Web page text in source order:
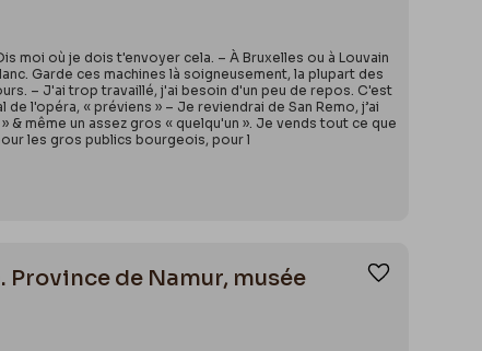
moi où je dois t'envoyer cela. – À Bruxelles ou à Louvain
Garde ces machines là soigneusement, la plupart des
– J'ai trop travaillé, j'ai besoin d'un peu de repos. C'est
l'opéra, « préviens » – Je reviendrai de San Remo, j’ai
même un assez gros « quelqu'un ». Je vends tout ce que
les gros publics bourgeois, pour l
de Namur, musée
Ajouter